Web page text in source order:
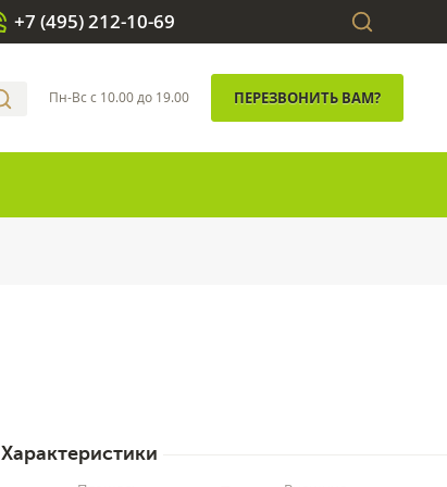
+7 (495) 212-10-69
Пн-Вс с 10.00 до 19.00 ПЕРЕЗВОНИТЬ ВАМ?
Характеристики